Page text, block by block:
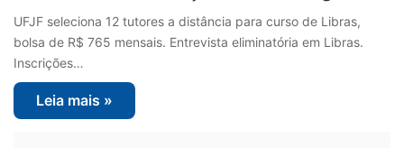
UFJF seleciona 12 tutores a distância para curso de Libras,
bolsa de R$ 765 mensais. Entrevista eliminatória em Libras.
Inscrições…
Leia mais »